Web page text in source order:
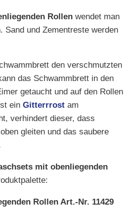
Rollen wendet man
Sand und Zementreste werden
den verschmutzten
das Schwammbrett in den
getaucht und auf den Rollen
ein Gitterrrost am
verhindert dieser, dass
gleiten und das saubere
mit obenliegenden
Rollen Art.-Nr. 11429